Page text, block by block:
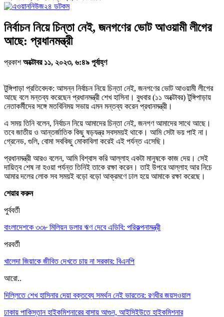
নির্বাচন নিয়ে চিন্তা নেই, জনগণের ভোট আওয়ামী লীগের
আছে: প্রধানমন্ত্রী
প্রকাশঅক্টোবর ১১, ২০২৩, ৬:৪৯ পূর্বাহ্ণ
টুঙ্গিপাড়া প্রতিবেদক: আসন্ন নির্বাচন নিয়ে চিন্তা নেই, জনগণের ভোট আওয়ামী লীগের
আছে বলে মন্তব্য করেছেন প্রধানমন্ত্রী শেখ হাসিনা। বুধবার (১১ অক্টোবর) টুঙ্গিপাড়ায়
নেতাকর্মীদের সঙ্গে মতবিনিময় সভায় এমন মন্তব্য করেন প্রধানমন্ত্রী।
এ সময় তিনি বলেন, নির্বাচন নিয়ে আমাদের চিন্তা নেই, জনগণ আমাদের সাথে আছে।
তবে জাতীয় ও আন্তর্জাতিক কিছু ষড়যন্ত্র সবসময়ই থাকে। আমি সেটা ভয় পাই না।
গ্রেনেড, গুলি, বোমা সবকিছু মোকাবিলা করেই এই পর্যন্ত এসেছি।
প্রধানমন্ত্রী আরও বলেন, আমি বিশ্বাস করি আল্লাহ একটা মানুষকে কাজ দেয়। সেই
দায়িত্ব শেষ না হওয়া পর্যন্ত তিনিই তাকে রক্ষা করেন। তাই উপরে আল্লাহ আর নিচে
আমার দলের লোক সব সময়ই বড়ো বড়ো আক্রমণে ঢাল হয়ে আমাকে রক্ষা করেছে।
শেয়ার করুন
পুর্ববর্তী
বাংলাদেশকে ৩৩৮ মিলিয়ন ডলার ঋণ দেবে এডিবি: পরিকল্পনামন্ত্রী
পরবর্তী
খালেদা জিয়াকে জীবিত দেখতে চায় না সরকার: বিএনপি
আরো..
দিল্লিতে শেখ হাসিনার দেয়া বক্তব্যে সমর্থন নেই ভারতের: রণধীর জয়সওয়াল
ঢাকায় পাকিস্তান হাইকমিশনারের বাসায় আগুন, আইসিইউতে হাইকমিশনার